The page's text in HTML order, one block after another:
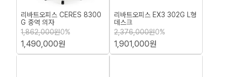
리바트오피스 CERES 8300
G 중역 의자
1,862,000원0%
1,490,000원
리바트오피스 EX3 302G L형
데스크
2,376,000원0%
1,901,000원